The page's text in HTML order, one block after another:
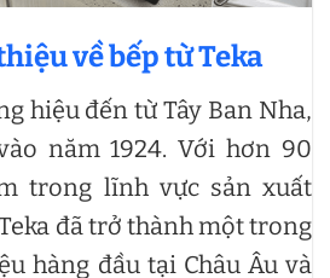
về bếp từ Teka
hiệu đến từ Tây Ban Nha,
năm 1924. Với hơn 90
trong lĩnh vực sản xuất
đã trở thành một trong
hàng đầu tại Châu Âu và